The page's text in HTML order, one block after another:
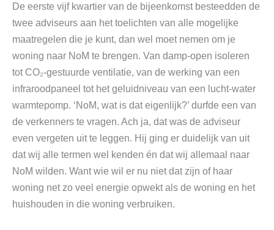
De eerste vijf kwartier van de bijeenkomst besteedden de
twee adviseurs aan het toelichten van alle mogelijke
maatregelen die je kunt, dan wel moet nemen om je
woning naar NoM te brengen. Van damp-open isoleren
tot CO₂-gestuurde ventilatie, van de werking van een
infraroodpaneel tot het geluidniveau van een lucht-water
warmtepomp. ‘NoM, wat is dat eigenlijk?’ durfde een van
de verkenners te vragen. Ach ja, dat was de adviseur
even vergeten uit te leggen. Hij ging er duidelijk van uit
dat wij alle termen wel kenden én dat wij allemaal naar
NoM wilden. Want wie wil er nu niet dat zijn of haar
woning net zo veel energie opwekt als de woning en het
huishouden in die woning verbruiken.